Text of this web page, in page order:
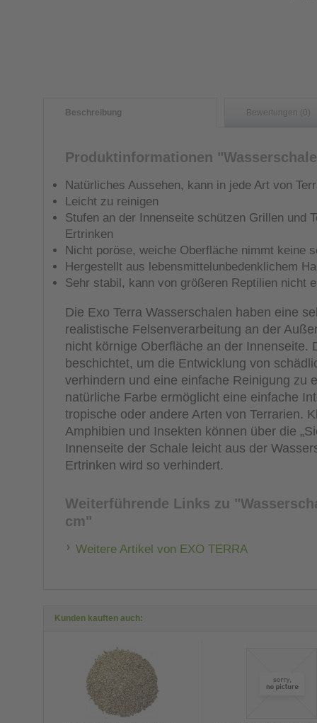
Beschreibung Bewertungen (0)
Produktinformationen
Natürliches Aussehen, kann in jede Art von
Leicht zu reinigen
Stufen an der Innenseite schützen Grillen und
Ertrinken
Nicht poröse, weiche Oberfläche nimmt keine
Hergestellt aus lebensmittelunbedenklichem
Sehr stabil, kann von größeren Reptilien nicht
Die Exo Terra Wasserschalen haben eine
realistische Felsenverarbeitung an der
nicht körnige Oberfläche an der Innenseite.
beschichtet, um die Entwicklung von
verhindern und eine einfache Reinigung zu
natürliche Farbe ermöglicht eine einfache
tropische oder andere Arten von Terrarien.
Amphibien und Insekten können über die
Innenseite der Schale leicht aus der
Ertrinken wird so verhindert.
Weiterführende Links zu
cm"
Weitere Artikel von EXO TERRA
Kunden kauften auch: